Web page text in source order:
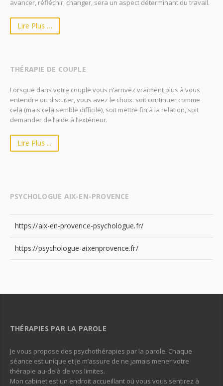
avancer, réfléchir, changer, sera un aspect déterminant du travail.
Lire Plus …
THÉRAPIE DE COUPLE
Lorsque dans votre couple vous n’arrivez vraiment plus à vous
entendre ou discuter, vous avez le choix: soit continuer comme
cela (mais cela semble difficile), soit mettre fin à la relation, soit
demander de l’aide à l’extérieur.
Lire Plus ...
PSYCHOLOGUE AIX-EN-PROVENCE
https://aix-en-provence-psychologue.fr/
https://psychologue-aixenprovence.fr/
THÉRAPIES PAR LA PAROLE
Je vous propose des psychothérapies par la parole. Chaque
séance est unique et je m’assure de ne jamais mener votre
thérapie au-delà de vos limites.
Mon cabinet est un endroit accueillant où vous vous sentirez à